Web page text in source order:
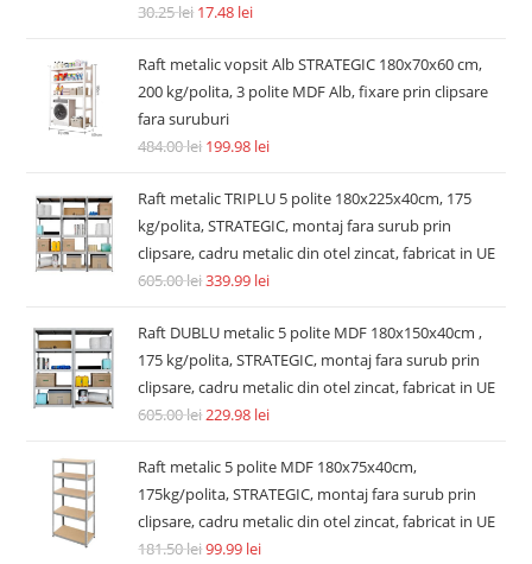
30.25lei 17.48 lei
Raft metalic vopsit Alb STRATEGIC 180x70x60 cm,
200 kg/polita, 3 polite MDF Alb, fixare prin clipsare
fara suruburi
484.00lei 199.98 lei
Raft metalic TRIPLU 5 polite 180x225x40cm, 175
kg/polita, STRATEGIC, montaj fara surub prin
clipsare, cadru metalic din otel zincat, fabricat in UE
605.00lei339.99 lei
Raft DUBLU metalic 5 polite MDF 180x150x40cm ,
175 kg/polita, STRATEGIC, montaj fara surub prin
clipsare, cadru metalic din otel zincat, fabricat in UE
605.00lei229.98 lei
Raft metalic 5 polite MDF 180x75x40cm,
175kg/polita, STRATEGIC, montaj fara surub prin
clipsare, cadru metalic din otel zincat, fabricat in UE
181.50lei99.99 lei